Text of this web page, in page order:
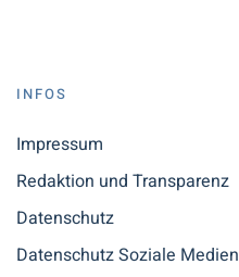
INFOS
Impressum
Redaktion und Transparenz
Datenschutz
Datenschutz Soziale Medien